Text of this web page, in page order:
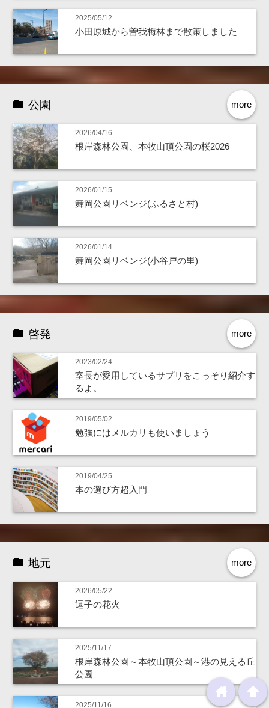
2025/05/12
小田原城から曽我梅林まで散策しました
more
公園
2026/04/16
根岸森林公園、本牧山頂公園の桜2026
2026/01/15
舞岡公園リベンジ(ふるさと村)
2026/01/14
舞岡公園リベンジ(小谷戸の里)
more
啓発
2023/02/24
室長が愛用しているサプリをこっそり紹介す
るよ。
2019/05/02
勉強にはメルカリも使いましょう
2019/04/25
本の選び方超入門
more
地元
2026/05/22
逗子の花火
2025/11/17
根岸森林公園～本牧山頂公園～港の見える丘
公園
2025/11/16
arrowup
home